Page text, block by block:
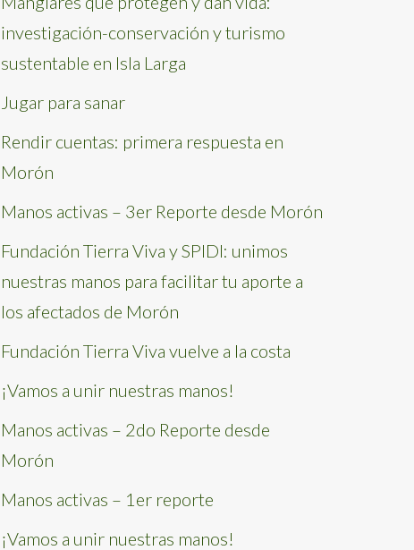
investigación-conservación y turismo
sustentable en Isla Larga
Jugar para sanar
Rendir cuentas: primera respuesta en
Morón
Manos activas – 3er Reporte desde Morón
Fundación Tierra Viva y SPIDI: unimos
nuestras manos para facilitar tu aporte a
los afectados de Morón
Fundación Tierra Viva vuelve a la costa
¡Vamos a unir nuestras manos!
Manos activas – 2do Reporte desde
Morón
Manos activas – 1er reporte
¡Vamos a unir nuestras manos!